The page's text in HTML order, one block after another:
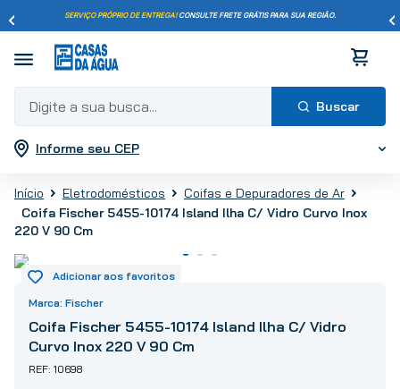
SERVIÇO PRÓPRIO DE ENTREGA!CONSULTE FRETE GRÁTIS PARA SUA REGIÃO.
Digite a sua busca...
Informe seu CEP
Eletrodomésticos
Coifas e Depuradores de Ar
Coifa Fischer 5455-10174 Island Ilha C/ Vidro Curvo Inox
220 V 90 Cm
Fischer
Coifa Fischer 5455-10174 Island Ilha C/ Vidro
Curvo Inox 220 V 90 Cm
10698
Termos mais buscados
2º
porcelanato
3º
piso
5
º
vaso sanitário
6º
torneira
7º
chuveiro
8º
cimento